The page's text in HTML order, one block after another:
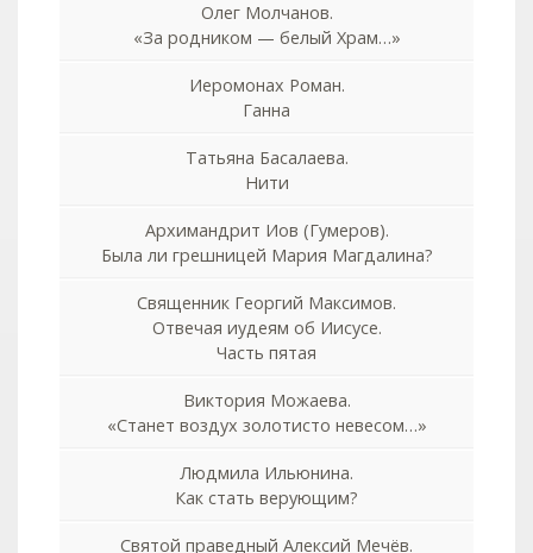
Олег Молчанов.
«За родником — белый Храм…»
Иеромонах Роман.
Ганна
Татьяна Басалаева.
Нити
Архимандрит Иов (Гумеров).
Была ли грешницей Мария Магдалина?
Священник Георгий Максимов.
Отвечая иудеям об Иисусе.
Часть пятая
Виктория Можаева.
«Станет воздух золотисто невесом…»
Людмила Ильюнина.
Как стать верующим?
Святой праведный Алексий Мечёв.